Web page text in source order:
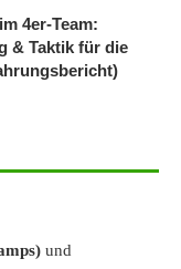
4er-Team:
& Taktik für die
und